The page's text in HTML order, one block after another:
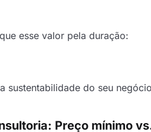
esse valor pela duração:
sustentabilidade do seu
Preço mínimo